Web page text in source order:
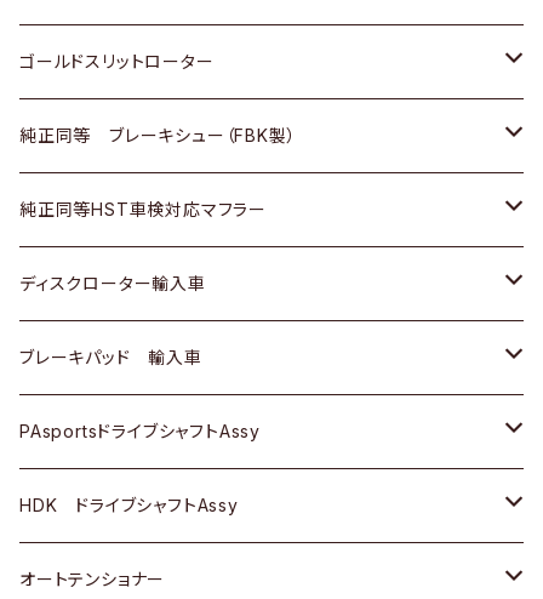
三菱ふそう
ＢＭＷ
三菱ふそう
その他
スバル
マツダ
三菱
スバル
三菱
ダイハツ
マツダ
三菱
スバル
日産
いすゞ
ダイハツ
マツダ
三菱
スバル
ＢＥＮＺ
スズキ
日産
ダイハツ
マツダ
三菱
スバル
ホンダ
日産
いすゞ
ダイハツ
マツダ
三菱
スバル
トヨタ
ホンダ
スズキ
日産
ダイハツ
マツダ
三菱
スバル
ゴールドスリットローター
トヨタ
ホンダ
スズキ
日産
ダイハツ
マツダ
三菱
純正同等 ブレーキシュー（FBK製）
ホンダ
スズキ
日産
ダイハツ
マツダ
三菱
純正同等HST車検対応マフラー
トヨタ
ホンダ
スズキ
日産
いすゞ
ディスクローター輸入車
ＡＵＤＩ
ＢＥＮＺ
ＢＭＷ
GOLF
ブレーキパッド 輸入車
ＢＥＮＺ
ＢＭＷ
ＷＡＧＥＮ
PAsportsドライブシャフトAssy
トヨタ
ホンダ
HDK ドライブシャフトAssy
スズキ
オートテンショナー